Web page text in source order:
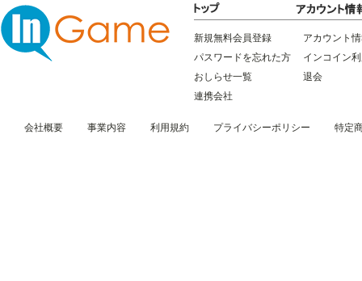
新規無料会員登録
パスワードを忘れた方
おしらせ一覧
連携会社
アカウント
インコイン
退会
会社概要 事業内容 利用規約 プライバシーポリシー 特定